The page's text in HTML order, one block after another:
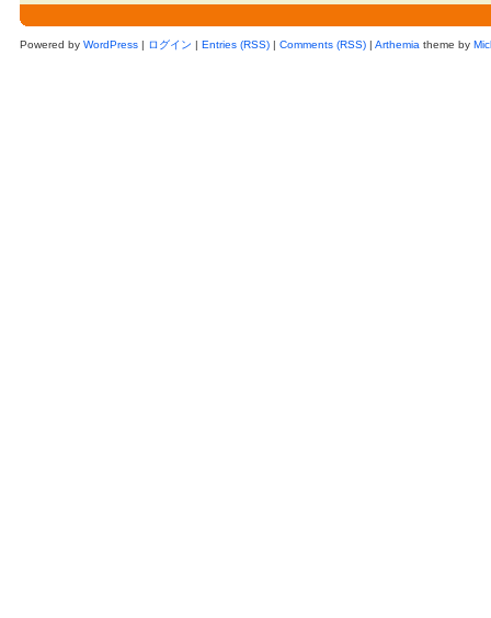
Powered by WordPress| ログイン Entries (RSS)| Comments (RSS)| Arthemiatheme by